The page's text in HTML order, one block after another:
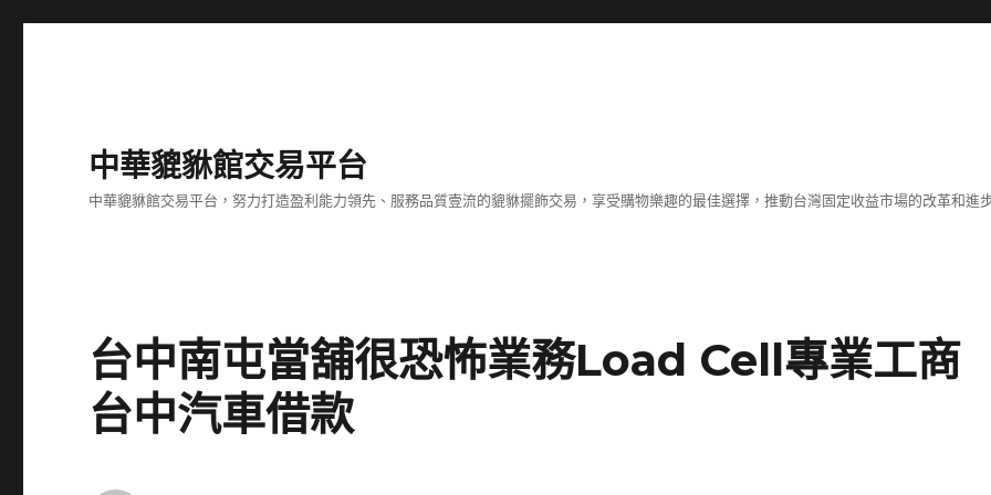
中華貔貅館交易平台
中華貔貅館交易平台，努力打造盈利能力領先、服務品質壹流的貔貅擺飾交易，享受購物樂趣的最佳選擇，推動台灣固定收益市場的改革和進
台中南屯當舖很恐怖業務Load Cell專業工商
台中汽車借款